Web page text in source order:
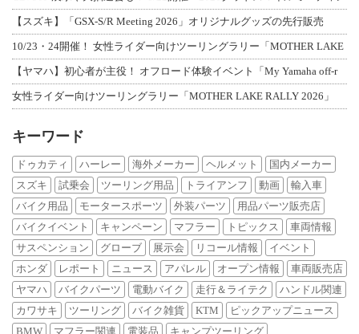
【スズキ】「GSX-S/R Meeting 2026」オリジナルグッズの先行販売
10/23・24開催！ 女性ライダー向けツーリングラリー「MOTHER LAKE
【ヤマハ】初心者が主役！ オフロード体験イベント「My Yamaha off-r
女性ライダー向けツーリングラリー「MOTHER LAKE RALLY 2026」
キーワード
ドゥカティ ハーレー 海外メーカー ヘルメット
国内メーカー
スズキ
試乗会 ツーリング用品 トライアンフ 動画
輸入車
バイク用品
モータースポーツ 外装パーツ
用品パーツ販売店
バイクイベント
キャンペーン マフラー トピックス
車両情報
サスペンション
グローブ 展示会 リコール情報
イベント
ホンダ
レポート ニュース アパレル オープン情報
車両販売店
ヤマハ
バイクパーツ 電動バイク 走行＆ライテク
ハンドル関連
カワサキ
ツーリング バイク雑貨 KTM
ピックアップニュース
BMW
マフラー関連 電装品 キャンプツーリング